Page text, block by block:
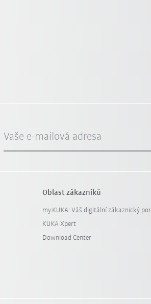
Vaše e-mailová adresa
Oblast zákazníků
my.KUKA: Váš digitální zákaznický
KUKA Xpert
Download Center